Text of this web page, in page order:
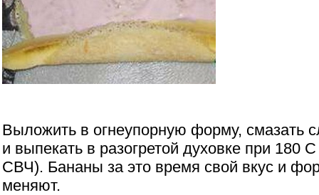
Выложить в огнеупорную форму, смазать
и выпекать в разогретой духовке при 180
СВЧ). Бананы за это время свой вкус и
меняют.